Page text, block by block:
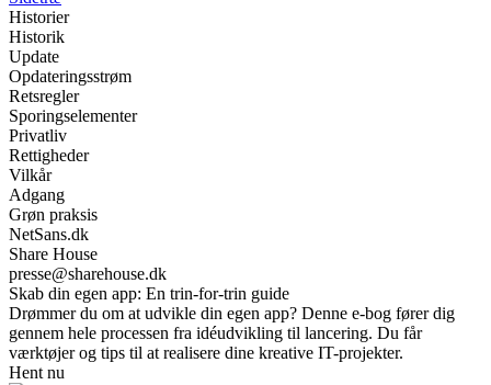
Historier
Historik
Update
Opdateringsstrøm
Retsregler
Sporingselementer
Privatliv
Rettigheder
Vilkår
Adgang
Grøn praksis
NetSans.dk
Share House
presse@sharehouse.dk
Skab din egen app: En trin-for-trin guide
Drømmer du om at udvikle din egen app? Denne e-bog fører dig
gennem hele processen fra idéudvikling til lancering. Du får
værktøjer og tips til at realisere dine kreative IT-projekter.
Hent nu